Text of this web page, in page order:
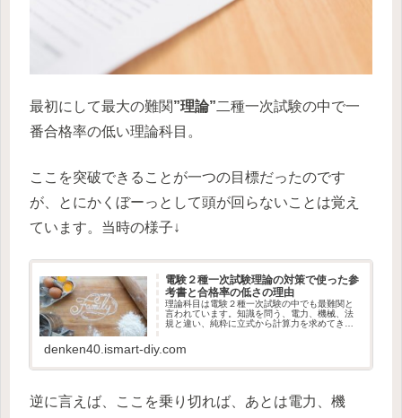
最初にして最大の難関”理論”二種一次試験の中で一
番合格率の低い理論科目。
ここを突破できることが一つの目標だったのです
が、とにかくぼーっとして頭が回らないことは覚え
ています。当時の様子↓
電験２種一次試験理論の対策で使った参
考書と合格率の低さの理由
理論科目は電験２種一次試験の中でも最難関と
言われています。知識を問う、電力、機械、法
規と違い、純粋に立式から計算力を求めてきま
denken40.ismart-diy.com
逆に言えば、ここを乗り切れば、あとは電力、機